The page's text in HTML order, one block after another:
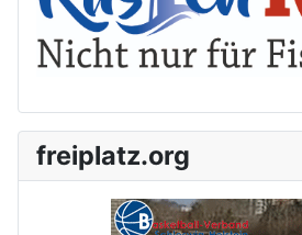
freiplatz.org